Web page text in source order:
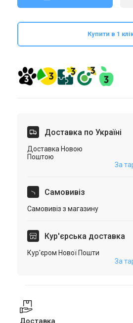
Купити в 1
Доставка по Україні
Доставка Новою
Поштою
За
Самовивіз
Самовивіз з магазину
Кур'єрська доставка
Кур'єром Нової Пошти
За
Доставка